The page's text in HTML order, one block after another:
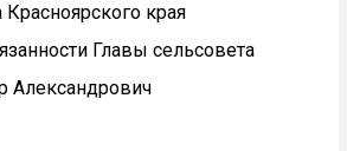
края
Главы сельсовета
Александрович